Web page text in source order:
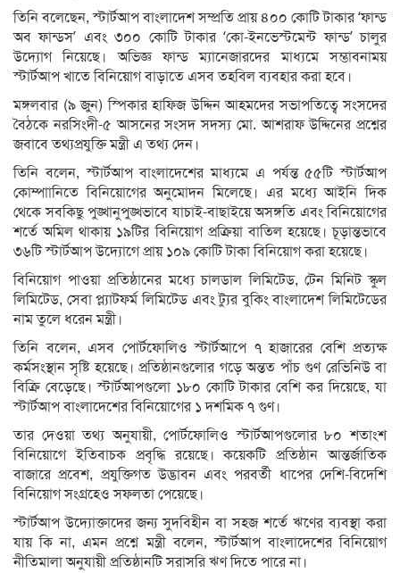
তিনি বলেছেন, স্টার্টআপ বাংলাদেশ সম্প্রতি প্রায় ৪০০ কোটি টাকার ‘ফান্ড
অব ফান্ডস’ এবং ৩০০ কোটি টাকার ‘কো-ইনভেস্টমেন্ট ফান্ড’ চালুর
উদ্যোগ নিয়েছে। অভিজ্ঞ ফান্ড ম্যানেজারদের মাধ্যমে সম্ভাবনাময়
স্টার্টআপ খাতে বিনিয়োগ বাড়াতে এসব তহবিল ব্যবহার করা হবে।
মঙ্গলবার (৯ জুন) স্পিকার হাফিজ উদ্দিন আহমদের সভাপতিত্বে সংসদের
বৈঠকে নরসিংদী-৫ আসনের সংসদ সদস্য মো. আশরাফ উদ্দিনের প্রশ্নের
জবাবে তথ্যপ্রযুক্তি মন্ত্রী এ তথ্য দেন।
তিনি বলেন, স্টার্টআপ বাংলাদেশের মাধ্যমে এ পর্যন্ত ৫৫টি স্টার্টআপ
কোম্পাানিতে বিনিয়োগের অনুমোদন মিলেছে। এর মধ্যে আইনি দিক
থেকে সবকিছু পুঙ্খানুপুঙ্খভাবে যাচাই-বাছাইয়ে অসঙ্গতি এবং বিনিয়োগের
শর্তে অমিল থাকায় ১৯টির বিনিয়োগ প্রক্রিয়া বাতিল হয়েছে। চূড়ান্তভাবে
৩৬টি স্টার্টআপ উদ্যোগে প্রায় ১০৯ কোটি টাকা বিনিয়োগ করা হয়েছে।
বিনিয়োগ পাওয়া প্রতিষ্ঠানের মধ্যে চালডাল লিমিটেড, টেন মিনিট স্কুল
লিমিটেড, সেবা প্ল্যাটফর্ম লিমিটেড এবং ট্যুর বুকিং বাংলাদেশ লিমিটেডের
নাম তুলে ধরেন মন্ত্রী।
তিনি বলেন, এসব পোর্টফোলিও স্টার্টআপে ৭ হাজারের বেশি প্রত্যক্ষ
কর্মসংস্থান সৃষ্টি হয়েছে। প্রতিষ্ঠানগুলোর গড়ে অন্তত পাঁচ গুণ রেভিনিউ বা
বিক্রি বেড়েছে। স্টার্টআপগুলো ১৮০ কোটি টাকার বেশি কর দিয়েছে, যা
স্টার্টআপ বাংলাদেশের বিনিয়োগের ১ দশমিক ৭ গুণ।
তার দেওয়া তথ্য অনুযায়ী, পোর্টফোলিও স্টার্টআপগুলোর ৮০ শতাংশ
বিনিয়োগে ইতিবাচক প্রবৃদ্ধি রয়েছে। কয়েকটি প্রতিষ্ঠান আন্তর্জাতিক
বাজারে প্রবেশ, প্রযুক্তিগত উদ্ভাবন এবং পরবর্তী ধাপের দেশি-বিদেশি
বিনিয়োগ সংগ্রহেও সফলতা পেয়েছে।
স্টার্টআপ উদ্যোক্তাদের জন্য সুদবিহীন বা সহজ শর্তে ঋণের ব্যবস্থা করা
যায় কি না, এমন প্রশ্নে মন্ত্রী বলেন, স্টার্টআপ বাংলাদেশের বিনিয়োগ
নীতিমালা অনুযায়ী প্রতিষ্ঠানটি সরাসরি ঋণ দিতে পারে না।